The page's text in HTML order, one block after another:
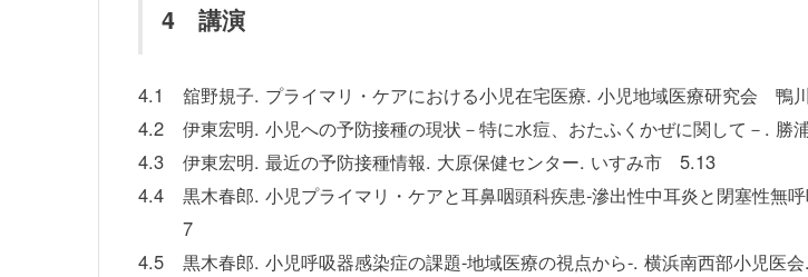
4 講演
4.1
舘野規子. プライマリ・ケアにおける小児在宅医療. 小児地域医療研究会
4.2
伊東宏明. 小児への予防接種の現状－特に水痘、おたふくかぜに関して－.
4.3
伊東宏明. 最近の予防接種情報. 大原保健センター. いすみ市 5.13
4.4
黒木春郎. 小児プライマリ・ケアと耳鼻咽頭科疾患-滲出性中耳炎と閉塞性
7
4.5
黒木春郎. 小児呼吸器感染症の課題-地域医療の視点から-. 横浜南西部小児医